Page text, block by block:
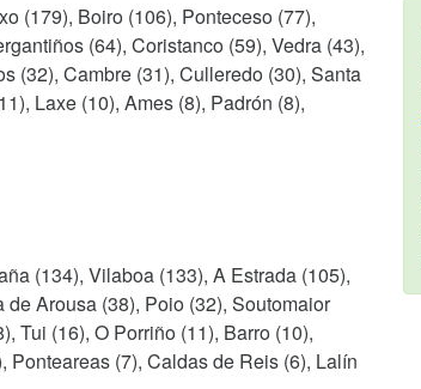
(179), Boiro (106), Ponteceso (77),
(64), Coristanco (59), Vedra (43),
(32), Cambre (31), Culleredo (30), Santa
Laxe (10), Ames (8), Padrón (8),
(134), Vilaboa (133), A Estrada (105),
Arousa (38), Poio (32), Soutomaior
Tui (16), O Porriño (11), Barro (10),
Ponteareas (7), Caldas de Reis (6), Lalín